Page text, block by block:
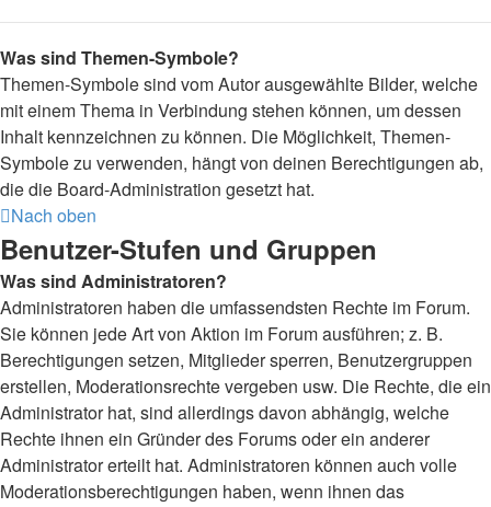
Was sind Themen-Symbole?
Themen-Symbole sind vom Autor ausgewählte Bilder, welche
mit einem Thema in Verbindung stehen können, um dessen
Inhalt kennzeichnen zu können. Die Möglichkeit, Themen-
Symbole zu verwenden, hängt von deinen Berechtigungen ab,
die die Board-Administration gesetzt hat.
Nach oben
Benutzer-Stufen und Gruppen
Was sind Administratoren?
Administratoren haben die umfassendsten Rechte im Forum.
Sie können jede Art von Aktion im Forum ausführen; z. B.
Berechtigungen setzen, Mitglieder sperren, Benutzergruppen
erstellen, Moderationsrechte vergeben usw. Die Rechte, die ein
Administrator hat, sind allerdings davon abhängig, welche
Rechte ihnen ein Gründer des Forums oder ein anderer
Administrator erteilt hat. Administratoren können auch volle
Moderationsberechtigungen haben, wenn ihnen das